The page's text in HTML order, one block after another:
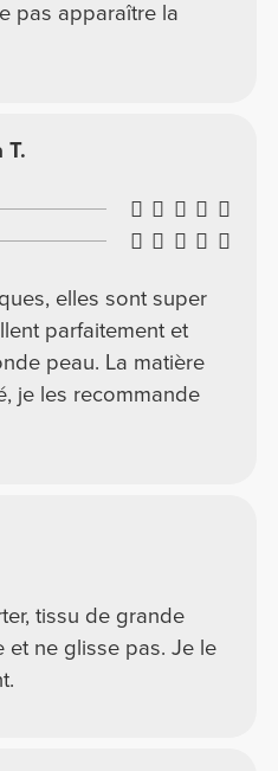
pas apparaître la
T.
elles sont super
parfaitement et
peau. La matière
je les recommande
tissu de grande
et ne glisse pas. Je le